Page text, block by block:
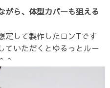
がら、体型カバーも狙える
定して製作したロンTです
ていただくとゆるっとルー
＾